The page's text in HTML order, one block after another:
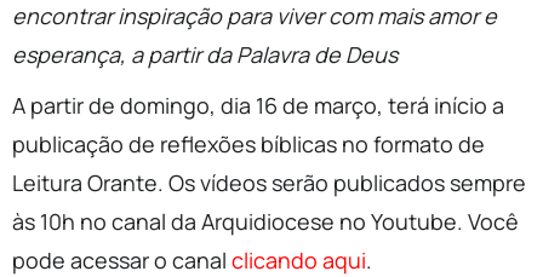
encontrar inspiração para viver com mais amor e
esperança, a partir da Palavra de Deus
A partir de domingo, dia 16 de março, terá início a
publicação de reflexões bíblicas no formato de
Leitura Orante. Os vídeos serão publicados sempre
às 10h no canal da Arquidiocese no Youtube. Você
pode acessar o canal clicando aqui.